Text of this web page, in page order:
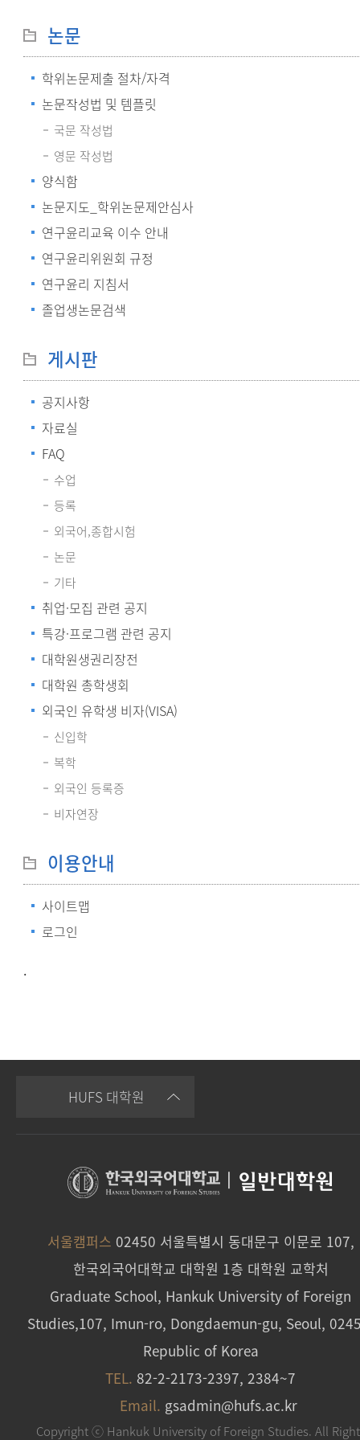
논문
학위논문제출 절차/자격
논문작성법 및 템플릿
국문 작성법
영문 작성법
양식함
논문지도_학위논문제안심사
연구윤리교육 이수 안내
연구윤리위원회 규정
연구윤리 지침서
졸업생논문검색
게시판
공지사항
자료실
FAQ
수업
등록
외국어,종합시험
논문
기타
취업·모집 관련 공지
특강·프로그램 관련 공지
대학원생권리장전
대학원 총학생회
외국인 유학생 비자(VISA)
신입학
복학
외국인 등록증
비자연장
이용안내
사이트맵
로그인
.
HUFS 대학원
일반대학원
서울캠퍼스 02450 서울특별시 동대문구 이문로 107,
한국외국어대학교 대학원 1층 대학원 교학처
Graduate School, Hankuk University of Foreign
Studies,107, Imun-ro, Dongdaemun-gu, Seoul,
Republic of Korea
TEL. 82-2-2173-2397, 2384~7
Email. gsadmin@hufs.ac.kr
Copyright ⓒ Hankuk University of Foreign Studies. All